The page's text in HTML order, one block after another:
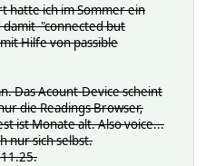
hatte ich im Sommer ein
"connected but
Hilfe von passible
Das Acount-Device scheint
die Readings Browser,
ist Monate alt. Also voice...
nur sich selbst.